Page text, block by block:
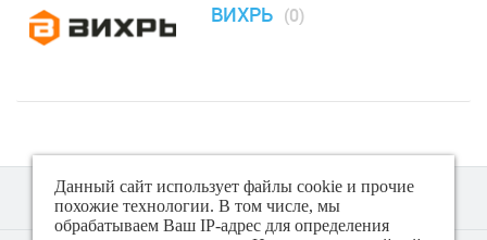
Аккумуляторы, Зарядные и пускозарядные
устройства для аккумуляторов
Бензогенераторы
Батуты
Водяные насосы
ВИХРЬ (0)
Данный сайт использует файлы cookie и прочие
похожие технологии. В том числе, мы
обрабатываем Ваш IP-адрес для определения